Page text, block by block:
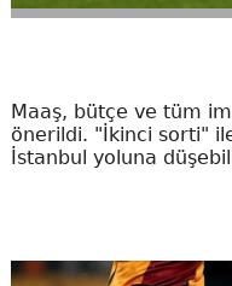
Maaş, bütçe ve tüm
önerildi. "İkinci sorti"
İstanbul yoluna